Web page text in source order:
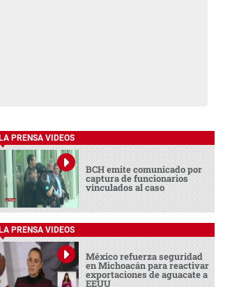
PRENSA VIDEOS
BCH emite comunicado por
captura de funcionarios
vinculados al caso
PRENSA VIDEOS
México refuerza seguridad
en Michoacán para reactivar
exportaciones de aguacate a
EEUU